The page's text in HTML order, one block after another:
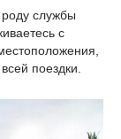
службы
с
поездки.